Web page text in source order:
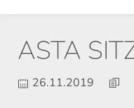
ASTA
26.11.2019